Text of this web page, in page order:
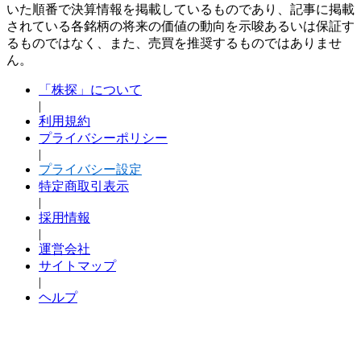
いた順番で決算情報を掲載しているものであり、記事に掲載
されている各銘柄の将来の価値の動向を示唆あるいは保証す
るものではなく、また、売買を推奨するものではありませ
ん。
「株探」について
|
利用規約
プライバシーポリシー
|
プライバシー設定
特定商取引表示
|
採用情報
|
運営会社
サイトマップ
|
ヘルプ